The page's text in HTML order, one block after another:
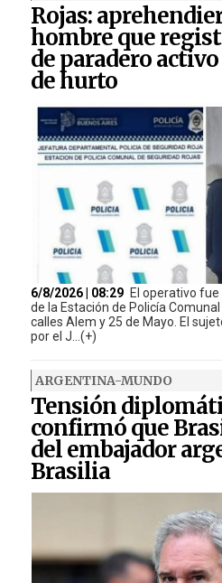
Rojas:
hombre que
de paradero
de hurto
6/8/2026 | 08:29 El operativo
de la Estación de Policía
calles Alem y 25 de Mayo. El
por el J...(+)
ARGENTINA-MUNDO
Tensión
confirmó que
del embajador
Brasilia